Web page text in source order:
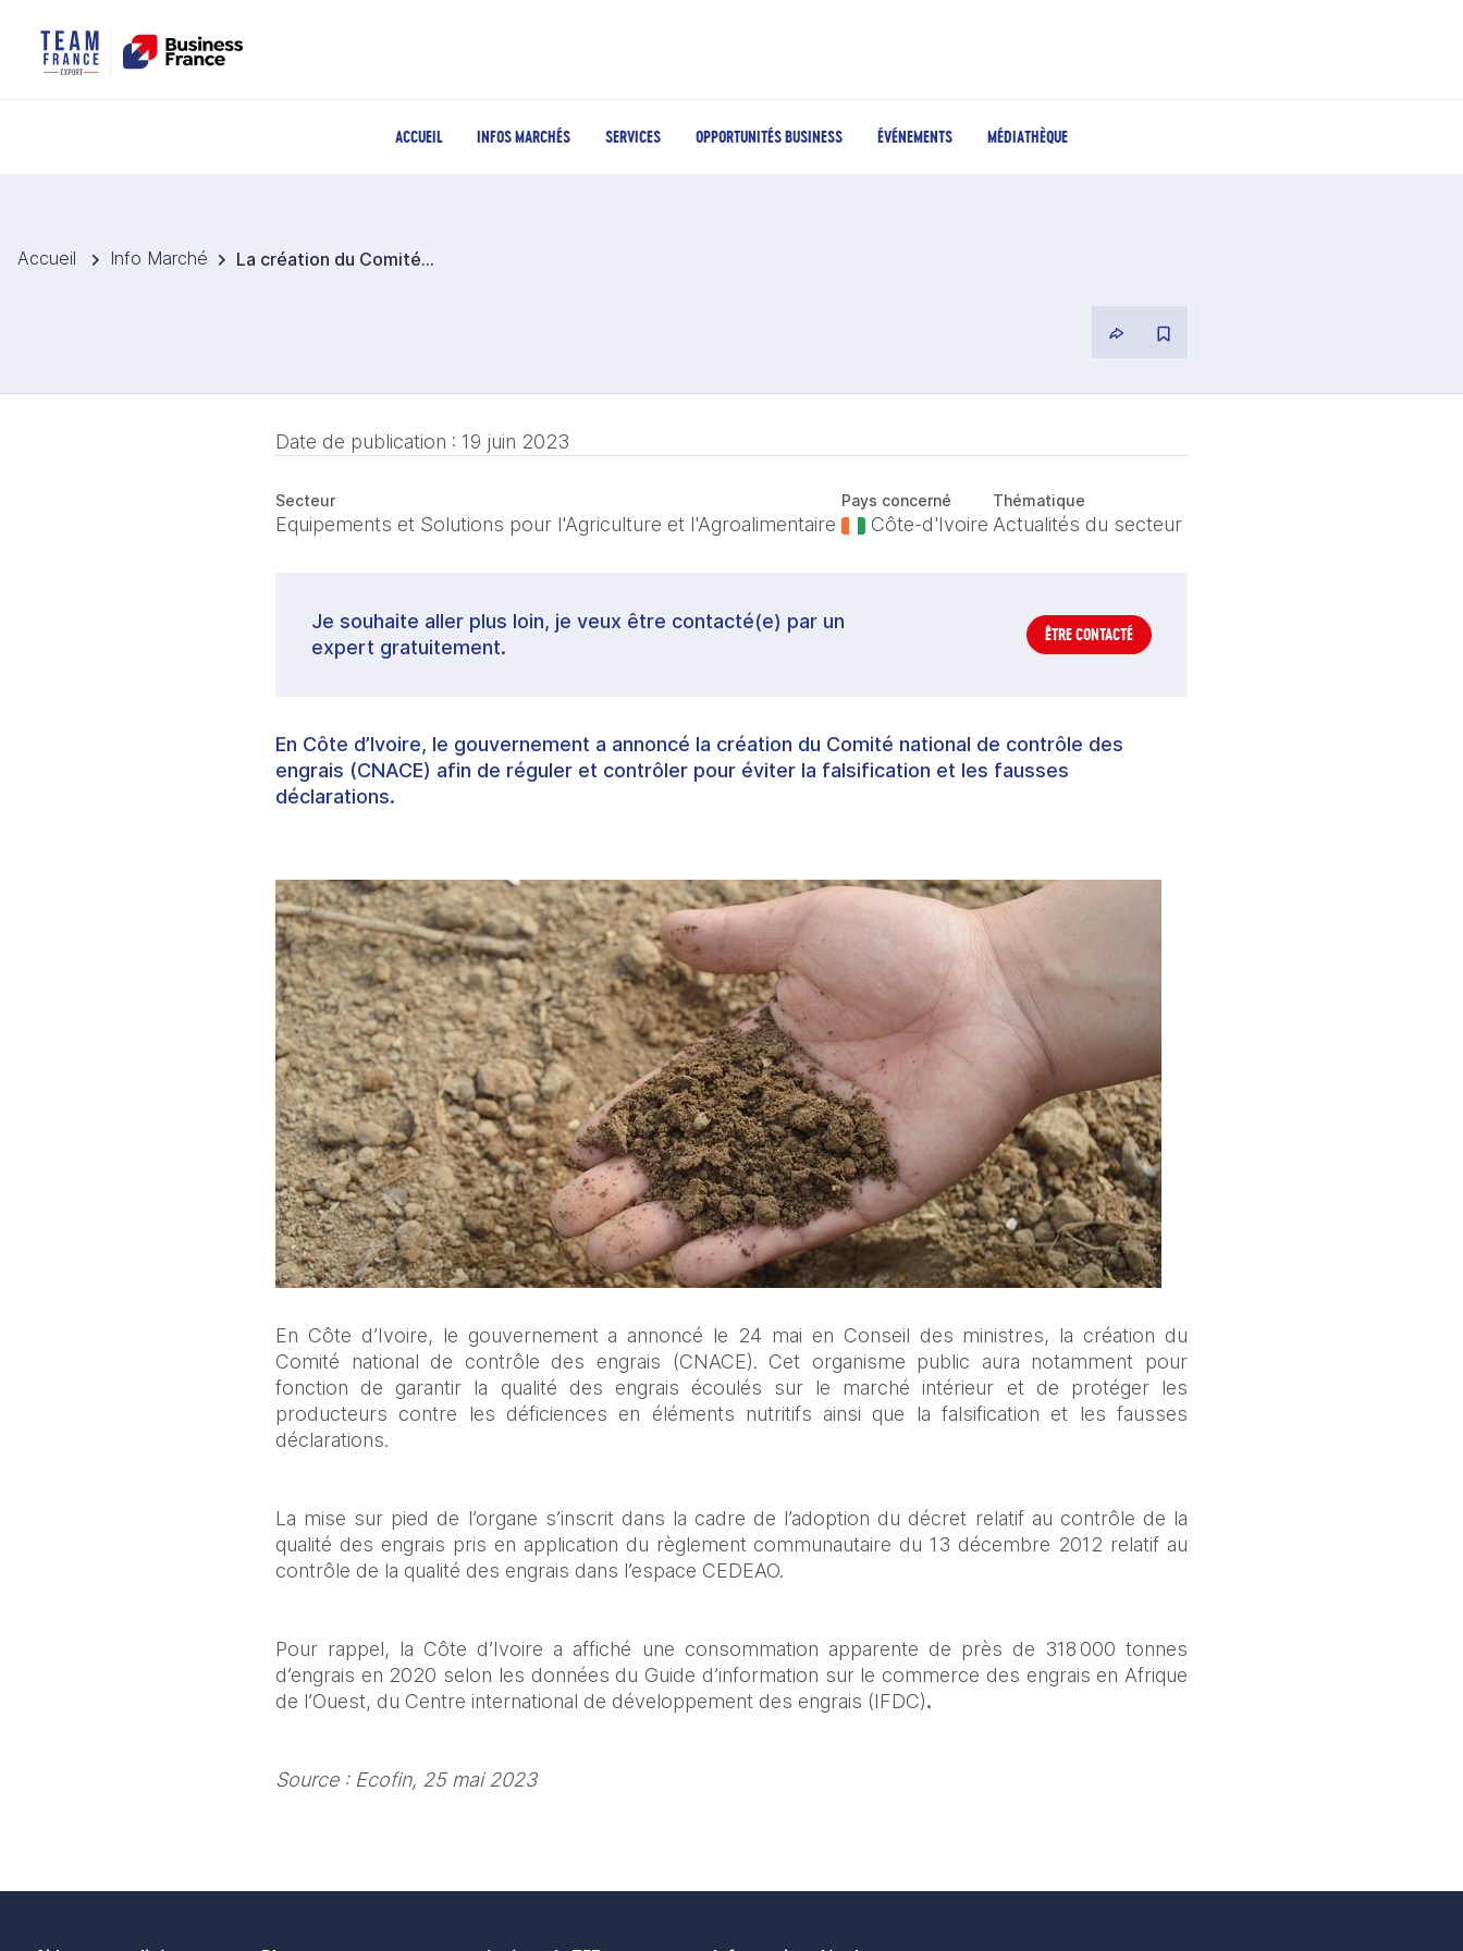
ACCUEIL INFOS MARCHÉS SERVICES OPPORTUNITÉS BUSINESS ÉVÉNEMENTS MÉDIATHÈQUE
Accueil Info Marché La création du Comité National de Contrôle des Engrais (CNACE)
Date de publication : 19 juin 2023
Secteur
Equipements et Solutions pour l'Agriculture et l'Agroalimentaire
Pays concerné
Côte-d'Ivoire
Thématique
Actualités du secteur
Je souhaite aller plus loin, je veux être contacté(e) par un
expert gratuitement.
ÊTRE CONTACTÉ
En Côte d’Ivoire, le gouvernement a annoncé la création du Comité national de contrôle des
engrais (CNACE) afin de réguler et contrôler pour éviter la falsification et les fausses
déclarations.
En Côte d’Ivoire, le gouvernement a annoncé le 24 mai en Conseil des ministres, la création du
Comité national de contrôle des engrais (CNACE). Cet organisme public aura notamment pour
fonction de garantir la qualité des engrais écoulés sur le marché intérieur et de protéger les
producteurs contre les déficiences en éléments nutritifs ainsi que la falsification et les fausses
déclarations.
La mise sur pied de l’organe s’inscrit dans la cadre de l’adoption du décret relatif au contrôle de la
qualité des engrais pris en application du règlement communautaire du 13 décembre 2012 relatif au
contrôle de la qualité des engrais dans l’espace CEDEAO.
Pour rappel, la Côte d’Ivoire a affiché une consommation apparente de près de 318 000 tonnes
d’engrais en 2020 selon les données du Guide d’information sur le commerce des engrais en Afrique
de l’Ouest, du Centre international de développement des engrais (IFDC).
Source : Ecofin, 25 mai 2023